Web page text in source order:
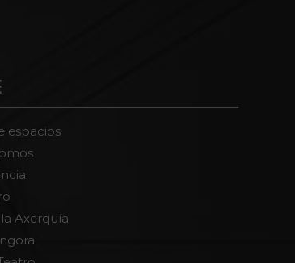
espacios
Axerquía